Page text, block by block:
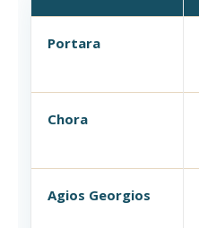
Portara
Chora
Agios Georgios